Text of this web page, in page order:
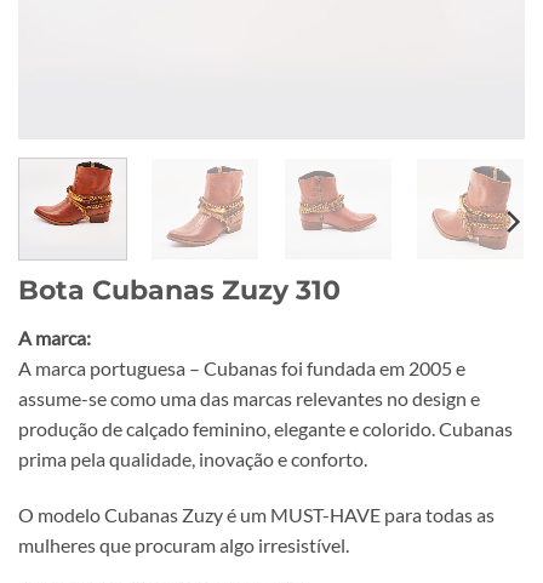
Bota Cubanas Zuzy 310
A marca:
A marca portuguesa – Cubanas foi fundada em 2005 e
assume-se como uma das marcas relevantes no design e
produção de calçado feminino, elegante e colorido. Cubanas
prima pela qualidade, inovação e conforto.
O modelo Cubanas Zuzy é um MUST-HAVE para todas as
mulheres que procuram algo irresistível.